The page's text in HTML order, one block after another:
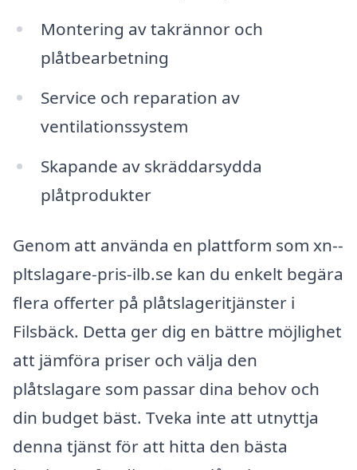
Montering av takrännor och
plåtbearbetning
Service och reparation av
ventilationssystem
Skapande av skräddarsydda
plåtprodukter
Genom att använda en plattform som xn--
pltslagare-pris-ilb.se kan du enkelt begära
flera offerter på plåtslageritjänster i
Filsbäck. Detta ger dig en bättre möjlighet
att jämföra priser och välja den
plåtslagare som passar dina behov och
din budget bäst. Tveka inte att utnyttja
denna tjänst för att hitta den bästa